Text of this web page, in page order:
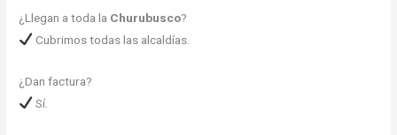
¿Llegan a toda la Churubusco?
Cubrimos todas las alcaldías.
¿Dan factura?
Sí.